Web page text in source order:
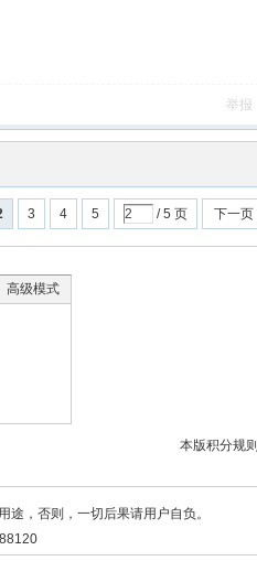
举报
3 4 5 / 5 页 下一页
高级模式
本版积分规则
，否则，一切后果请用户自负。